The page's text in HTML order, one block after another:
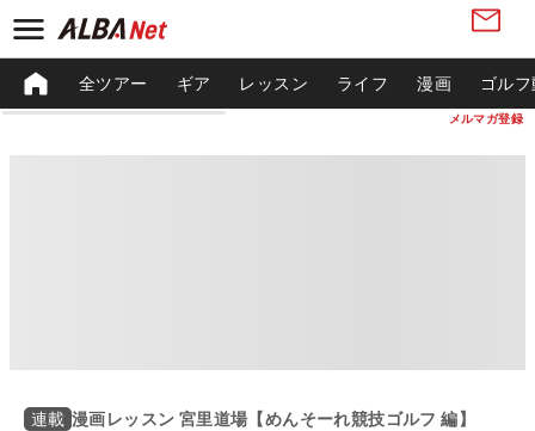
メルマガ登録
全ツアー ギア レッスン ライフ 漫画 ゴル
連載 漫画レッスン 宮里道場【めんそーれ競技ゴルフ 編】